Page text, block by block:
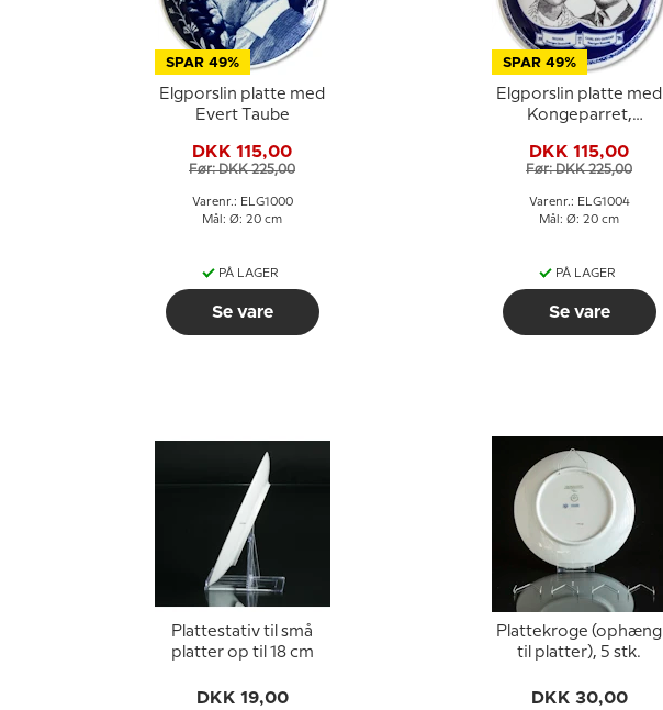
SPAR 49%
Elgporslin platte med
Evert Taube
DKK 115,00
Før: DKK 225,00
Varenr.: ELG1000
Mål: Ø: 20 cm
PÅ LAGER
Se vare
SPAR 49%
Elgporslin platte med
Kongeparret,
Kong Carl Gustaf
DKK 115,00
Før: DKK 225,00
Varenr.: ELG1004
Mål: Ø: 20 cm
PÅ LAGER
Se vare
Plattestativ til små
platter op til 18 cm
DKK 19,00
Plattekroge (ophæng
til platter), 5 stk.
DKK 30,00